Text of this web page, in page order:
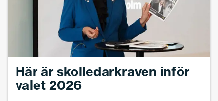
Här är skolledarkraven inför
valet 2026